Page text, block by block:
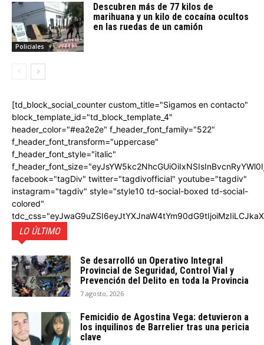
Policiales
Descubren más de 77 kilos de
marihuana y un kilo de cocaína ocultos
en las ruedas de un camión
[td_block_social_counter custom_title="Sigamos en contacto"
block_template_id="td_block_template_4"
header_color="#ea2e2e" f_header_font_family="522"
f_header_font_transform="uppercase"
f_header_font_style="italic"
facebook="tagDiv" twitter="tagdivofficial" youtube="tagdiv"
instagram="tagdiv" style="style10 td-social-boxed td-social-
colored"
LO ÚLTIMO
Se desarrolló un Operativo Integral
Provincial de Seguridad, Control Vial y
Prevención del Delito en toda la Provincia
7 agosto, 2026
Femicidio de Agostina Vega: detuvieron a
los inquilinos de Barrelier tras una pericia
clave